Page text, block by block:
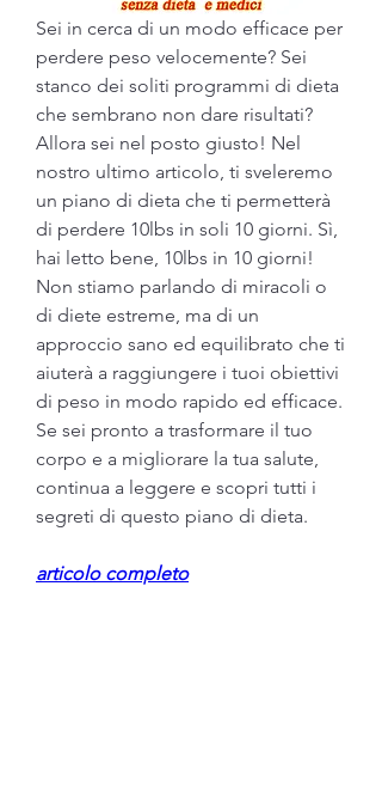
Sei in cerca di un modo efficace per
perdere peso velocemente? Sei
stanco dei soliti programmi di dieta
che sembrano non dare risultati?
Allora sei nel posto giusto! Nel
nostro ultimo articolo, ti sveleremo
un piano di dieta che ti permetterà
di perdere 10lbs in soli 10 giorni. Sì,
hai letto bene, 10lbs in 10 giorni!
Non stiamo parlando di miracoli o
di diete estreme, ma di un
approccio sano ed equilibrato che ti
aiuterà a raggiungere i tuoi obiettivi
di peso in modo rapido ed efficace.
Se sei pronto a trasformare il tuo
corpo e a migliorare la tua salute,
continua a leggere e scopri tutti i
segreti di questo piano di dieta.
articolo completo